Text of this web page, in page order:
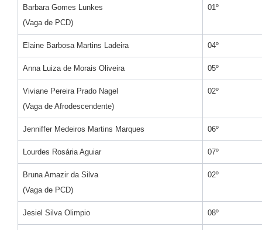
Barbara Gomes Lunkes
(Vaga de PCD)
01º
Elaine Barbosa Martins Ladeira 04º
Anna Luiza de Morais Oliveira 05º
Viviane Pereira Prado Nagel
(Vaga de Afrodescendente)
02º
Jenniffer Medeiros Martins Marques 06º
Lourdes Rosária Aguiar 07º
Bruna Amazir da Silva
(Vaga de PCD)
02º
Jesiel Silva Olimpio 08º